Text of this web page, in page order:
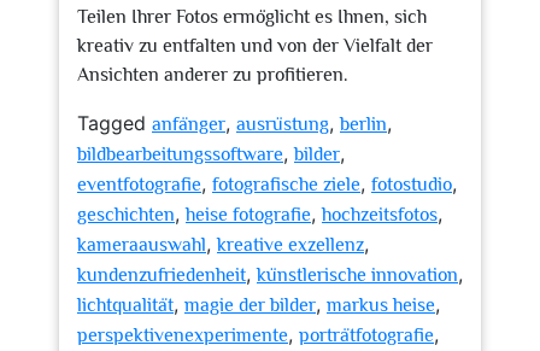
Teilen Ihrer Fotos ermöglicht es Ihnen, sich
kreativ zu entfalten und von der Vielfalt der
Ansichten anderer zu profitieren.
Tagged anfänger, ausrüstung,berlin,
bildbearbeitungssoftware,bilder,
eventfotografie, fotografische ziele, fotostudio,
geschichten,heise fotografie,hochzeitsfotos,
kameraauswahl,kreative exzellenz,
kundenzufriedenheit,künstlerische innovation,
lichtqualität, magie der bilder, markus heise,
perspektivenexperimente, porträtfotografie,